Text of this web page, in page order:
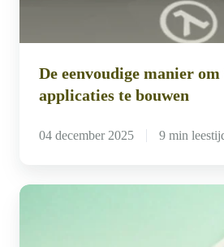
De eenvoudige manier om
applicaties te bouwen
04 december 2025 9 min
Verbeter